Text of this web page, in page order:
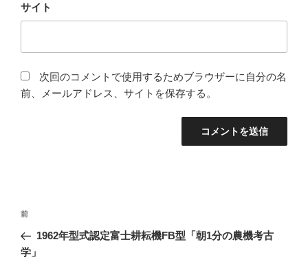
サイト
次回のコメントで使用するためブラウザーに自分の名
前、メールアドレス、サイトを保存する。
投
ナ
前
の
投
前
1962年型式認定富士耕耘機FB型「朝1分の農機考古
学」